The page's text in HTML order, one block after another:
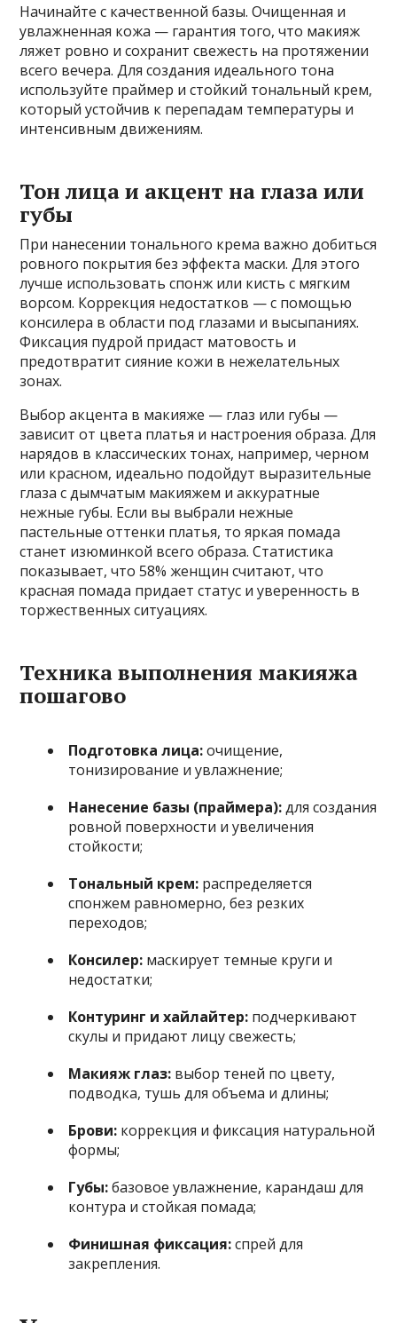
Начинайте с качественной базы. Очищенная и
увлажненная кожа — гарантия того, что макияж
ляжет ровно и сохранит свежесть на протяжении
всего вечера. Для создания идеального тона
используйте праймер и стойкий тональный крем,
который устойчив к перепадам температуры и
интенсивным движениям.
Тон лица и акцент на глаза или
губы
При нанесении тонального крема важно добиться
ровного покрытия без эффекта маски. Для этого
лучше использовать спонж или кисть с мягким
ворсом. Коррекция недостатков — с помощью
консилера в области под глазами и высыпаниях.
Фиксация пудрой придаст матовость и
предотвратит сияние кожи в нежелательных
зонах.
Выбор акцента в макияже — глаз или губы —
зависит от цвета платья и настроения образа. Для
нарядов в классических тонах, например, черном
или красном, идеально подойдут выразительные
глаза с дымчатым макияжем и аккуратные
нежные губы. Если вы выбрали нежные
пастельные оттенки платья, то яркая помада
станет изюминкой всего образа. Статистика
показывает, что 58% женщин считают, что
красная помада придает статус и уверенность в
торжественных ситуациях.
Техника выполнения макияжа
пошагово
Подготовка лица:очищение,
тонизирование и увлажнение;
Нанесение базы (праймера):для создания
ровной поверхности и увеличения
стойкости;
Тональный крем: распределяется
спонжем равномерно, без резких
переходов;
Консилер: маскирует темные круги и
недостатки;
Контуринг и хайлайтер: подчеркивают
скулы и придают лицу свежесть;
Макияж глаз: выбор теней по цвету,
подводка, тушь для объема и длины;
Брови: коррекция и фиксация натуральной
формы;
Губы:базовое увлажнение, карандаш для
контура и стойкая помада;
Финишная фиксация:спрей для
закрепления.